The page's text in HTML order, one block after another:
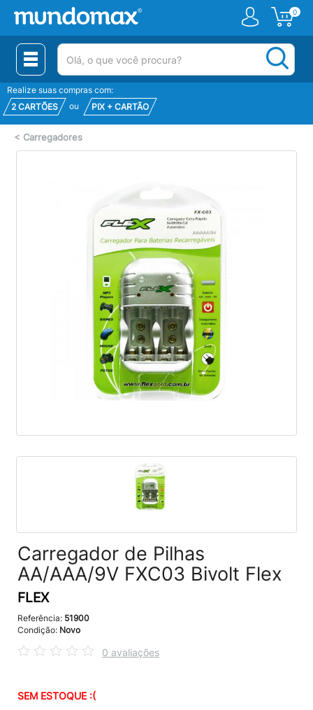
0
(pesquisar)
Realize suas compras com:
2 CARTÕES
ou PIX + CARTÃO
< Carregadores
Carregador de Pilhas
AA/AAA/9V FXC03 Bivolt Flex
FLEX
Referência: 51900
Condição: Novo
0 avaliações
SEM ESTOQUE :(